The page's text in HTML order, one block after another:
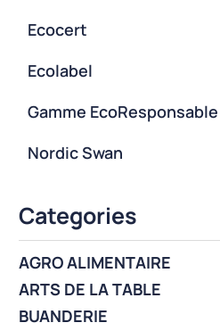
Ecocert
Ecolabel
Gamme EcoResponsable
Nordic Swan
Categories
AGRO ALIMENTAIRE
ARTS DE LA TABLE
BUANDERIE